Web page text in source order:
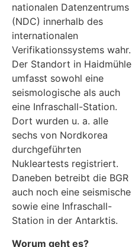
nationalen Datenzentrums
(NDC) innerhalb des
internationalen
Verifikationssystems wahr.
Der Standort in Haidmühle
umfasst sowohl eine
seismologische als auch
eine Infraschall-Station.
Dort wurden u. a. alle
sechs von Nordkorea
durchgeführten
Nukleartests registriert.
Daneben betreibt die BGR
auch noch eine seismische
sowie eine Infraschall-
Station in der Antarktis.
Worum geht es?